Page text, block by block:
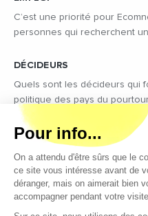
C’est une priorité pour
personnes qui recherchent
DÉCIDEURS
Quels sont les décideurs qui
politique des pays du